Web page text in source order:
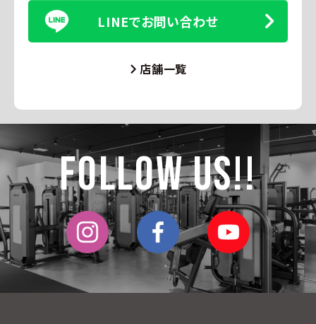
LINEでお問い合わせ
店舗一覧
Follow Us!!